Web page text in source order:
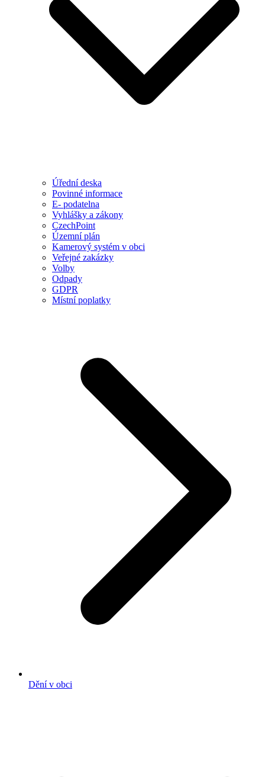
Úřední deska
Povinné informace
E- podatelna
Vyhlášky a zákony
CzechPoint
Územní plán
Kamerový systém v obci
Veřejné zakázky
Volby
Odpady
GDPR
Místní poplatky
Dění v obci